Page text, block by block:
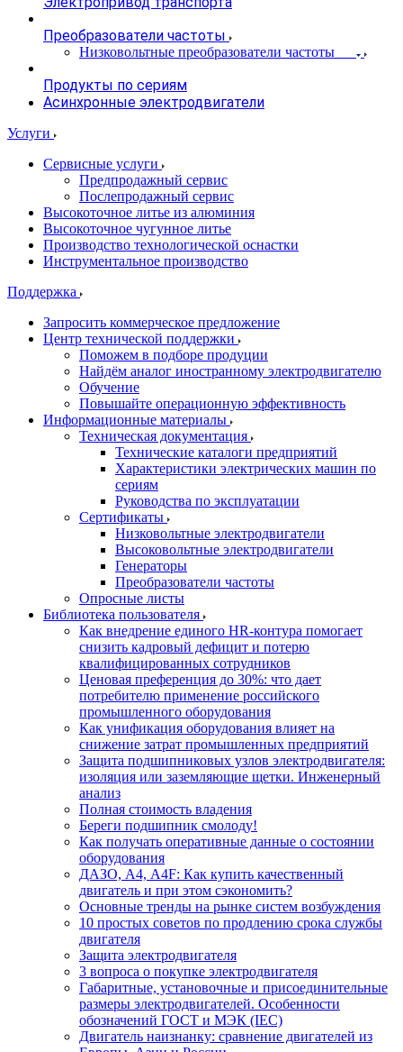
Преобразователи частоты
Низковольтные преобразователи частоты
Продукты по сериям
Асинхронные электродвигатели
Услуги
Сервисные услуги
Предпродажный сервис
Послепродажный сервис
Высокоточное литье из алюминия
Высокоточное чугунное литье
Производство технологической оснастки
Инструментальное производство
Поддержка
Запросить коммерческое предложение
Центр технической поддержки
Поможем в подборе продуции
Найдём аналог иностранному электродвигателю
Обучение
Повышайте операционную эффективность
Информационные материалы
Техническая документация
Технические каталоги предприятий
Характеристики электрических машин по
сериям
Руководства по эксплуатации
Сертификаты
Низковольтные электродвигатели
Высоковольтные электродвигатели
Генераторы
Преобразователи частоты
Опросные листы
Библиотека пользователя
Как внедрение единого HR-контура помогает
снизить кадровый дефицит и потерю
квалифицированных сотрудников
Ценовая преференция до 30%: что дает
потребителю применение российского
промышленного оборудования
Как унификация оборудования влияет на
снижение затрат промышленных предприятий
Защита подшипниковых узлов электродвигателя:
изоляция или заземляющие щетки. Инженерный
анализ
Полная стоимость владения
Береги подшипник смолоду!
Как получать оперативные данные о состоянии
оборудования
ДАЗО, А4, А4F: Как купить качественный
двигатель и при этом сэкономить?
Основные тренды на рынке систем возбуждения
10 простых советов по продлению срока службы
двигателя
Защита электродвигателя
3 вопроса о покупке электродвигателя
Габаритные, установочные и присоединительные
размеры электродвигателей. Особенности
обозначений ГОСТ и МЭК (IEC)
Двигатель наизнанку: сравнение двигателей из